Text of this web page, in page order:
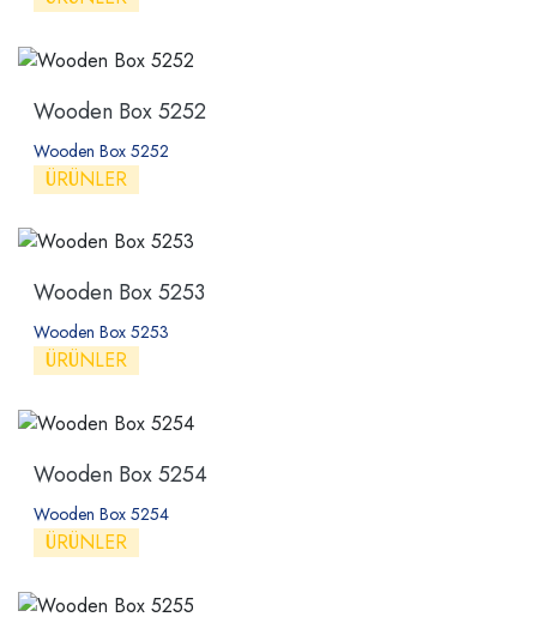
Wooden Box 5252
Wooden Box 5252
ÜRÜNLER
Wooden Box 5253
Wooden Box 5253
ÜRÜNLER
Wooden Box 5254
Wooden Box 5254
ÜRÜNLER